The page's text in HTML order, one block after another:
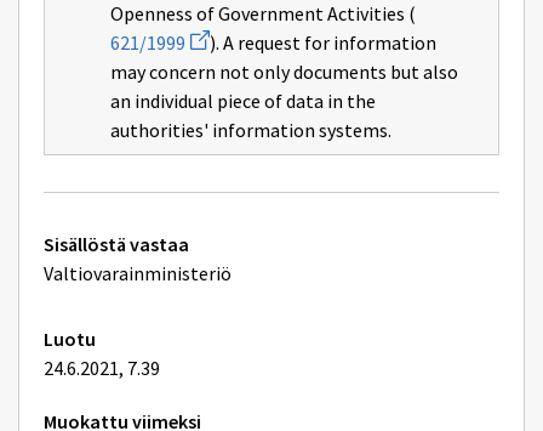
Openness of Government Activities (
621/1999 Avaa
uuden
ikkunan
sivulle
621/1999
). A request for information
may concern not only documents but also
an individual piece of data in the
authorities' information systems.
Tekniset
lisätiedot
Sisällöstä vastaa
Valtiovarainministeriö
Luotu
24.6.2021, 7.39
Muokattu viimeksi